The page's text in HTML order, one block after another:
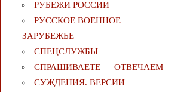
РУБЕЖИ РОССИИ
РУССКОЕ ВОЕННОЕ
ЗАРУБЕЖЬЕ
СПЕЦСЛУЖБЫ
СПРАШИВАЕТЕ — ОТВЕЧАЕМ
СУЖДЕНИЯ. ВЕРСИИ